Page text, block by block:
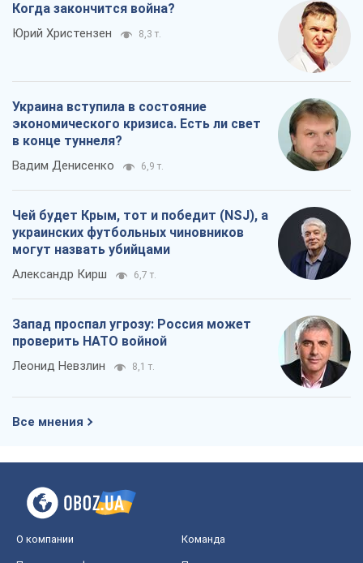
Когда закончится война?
Юрий Христензен 8,3 т.
Украина вступила в состояние
экономического кризиса. Есть ли свет
в конце туннеля?
Вадим Денисенко 6,9 т.
Чей будет Крым, тот и победит (NSJ), а
украинских футбольных чиновников
могут назвать убийцами
Александр Кирш 6,7 т.
Запад проспал угрозу: Россия может
проверить НАТО войной
Леонид Невзлин 8,1 т.
Все мнения
О компании Команда